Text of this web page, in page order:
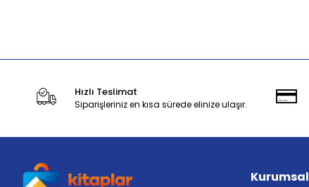
Hızlı Teslimat
Siparişleriniz en kısa sürede elinize ulaşır.
Kurumsal